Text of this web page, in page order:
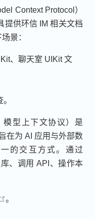
Context Protocol）
提供环信 IM 相关文档
景：
、聊天室 UIKit 文
模型上下文协议）是
在为 AI 应用与外部数
的交互方式。通过
、调用 API、操作本
open in new window
。